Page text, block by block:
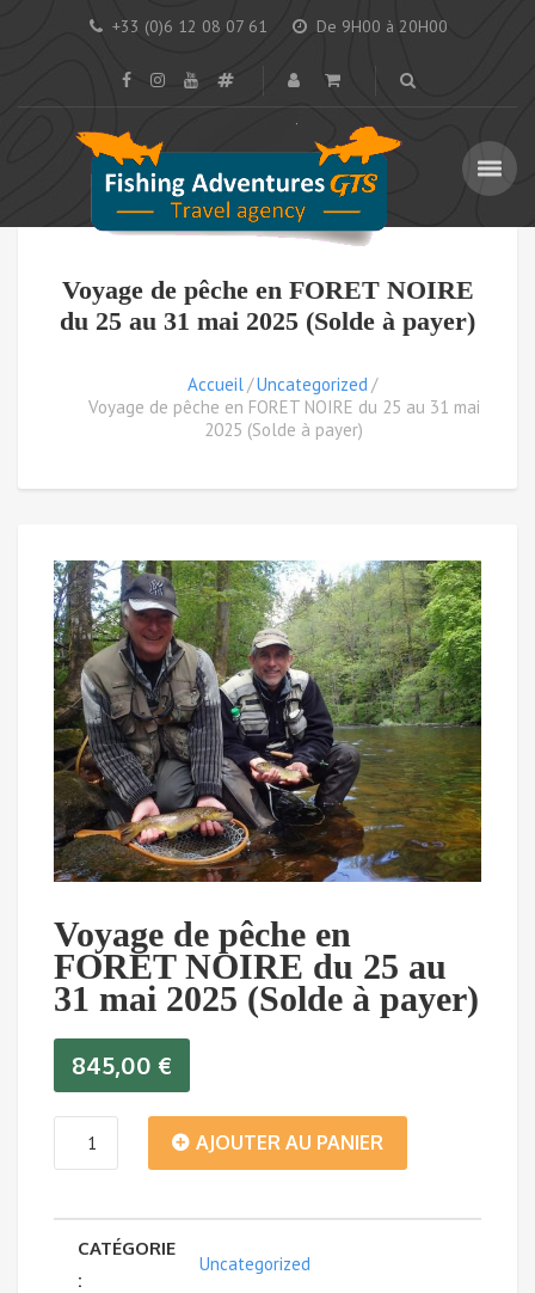
+33 (0)6 12 08 07 61 De 9H00 à 20H00
Voyage de pêche en FORET NOIRE
du 25 au 31 mai 2025 (Solde à payer)
Accueil
Uncategorized
Voyage de pêche en FORET NOIRE du 25 au 31 mai
2025 (Solde à payer)
Voyage de pêche en
FORET NOIRE du 25 au
31 mai 2025 (Solde à payer)
845,00 €
quantité
Voyage
AJOUTER AU PANIER
CATÉGORIE
:
Uncategorized